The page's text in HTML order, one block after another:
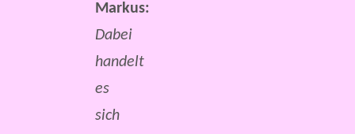
Markus:
Dabei
handelt
es
sich